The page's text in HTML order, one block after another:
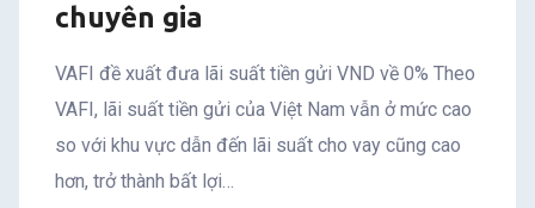
chuyên gia
VAFI đề xuất đưa lãi suất tiền gửi VND về 0% Theo
VAFI, lãi suất tiền gửi của Việt Nam vẫn ở mức cao
so với khu vực dẫn đến lãi suất cho vay cũng cao
hơn, trở thành bất lợi…